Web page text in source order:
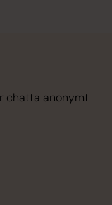
chatta anonymt